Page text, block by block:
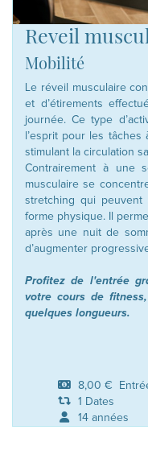
Reveil
Mobilité
Le réveil musculaire
et d’étirements
journée. Ce type
l’esprit pour les
stimulant la circulation
Contrairement à une
musculaire se
stretching qui
forme physique. Il
après une nuit de
d’augmenter
Profitez de l'entrée
votre cours de
quelques longueurs.
8,00 €
1 Dates
14 années